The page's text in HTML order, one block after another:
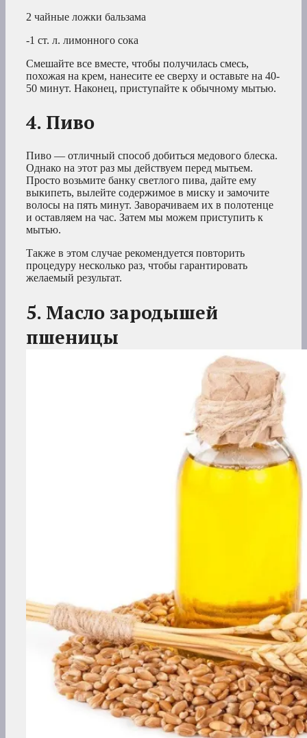
2 чайные ложки бальзама
-1 ст. л. лимонного сока
Смешайте все вместе, чтобы получилась смесь,
похожая на крем, нанесите ее сверху и оставьте на 40-
50 минут. Наконец, приступайте к обычному мытью.
4. Пиво
Пиво — отличный способ добиться медового блеска.
Однако на этот раз мы действуем перед мытьем.
Просто возьмите банку светлого пива, дайте ему
выкипеть, вылейте содержимое в миску и замочите
волосы на пять минут. Заворачиваем их в полотенце
и оставляем на час. Затем мы можем приступить к
мытью.
Также в этом случае рекомендуется повторить
процедуру несколько раз, чтобы гарантировать
желаемый результат.
5. Масло зародышей
пшеницы